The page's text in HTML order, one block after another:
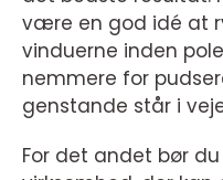
være en god idé at
vinduerne inden
nemmere for
genstande står i
For det andet bør